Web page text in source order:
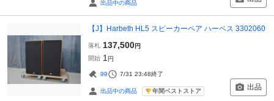
出品中の商品
【J】Harbeth HL5 スピーカーペア ハーベス 3302060
落札 137,500円
開始 1 円
99 7/31 23:48終了
出品中の商品 年間ベストストア 出品